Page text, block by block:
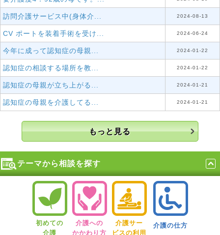
訪問介護サービス中(身体介... 2024-08-13
CV ポートを装着手術を受け... 2024-06-24
今年に成って認知症の母親... 2024-01-22
認知症の相談する場所を教... 2024-01-22
認知症の母親が立ち上がる... 2024-01-21
認知症の母親を介護してる... 2024-01-21
もっと見る
テーマから相談を探す
初めての
介護
介護への
かかわり方
介護サー
ビスの利用
介護の仕方